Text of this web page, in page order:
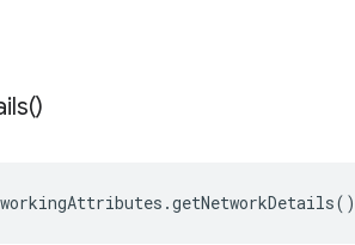
)
.getNetworkDetails()